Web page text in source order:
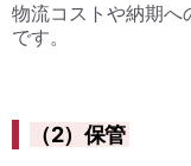
物流コストや納期へ
です。
（2）保管